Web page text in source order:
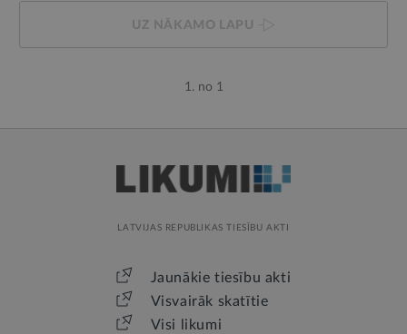
UZ NĀKAMO LAPU
1. no 1
LATVIJAS REPUBLIKAS TIESĪBU AKTI
Jaunākie tiesību akti
Visvairāk skatītie
Visi likumi